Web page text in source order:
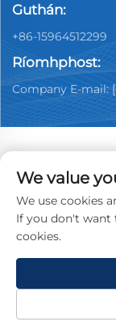
Guthán:
+86-15964512299
Ríomhphost:
Company E-mail:
Cóipcheart ©
Dealership Co.,
Príobháideachta
We value
We use cookies
If you don't want
cookies.